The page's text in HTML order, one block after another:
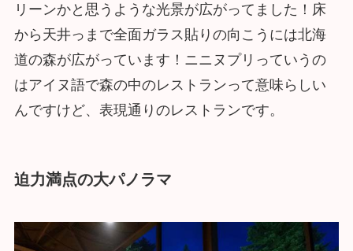
リーンかと思うような光景が広がってました！床
から天井っまで全面ガラス貼りの向こうには北海
道の森が広がっています！ニニヌプリっていうの
はアイヌ語で森の中のレストランって意味らしい
んですけど、表現通りのレストランです。
迫力満点の大パノラマ